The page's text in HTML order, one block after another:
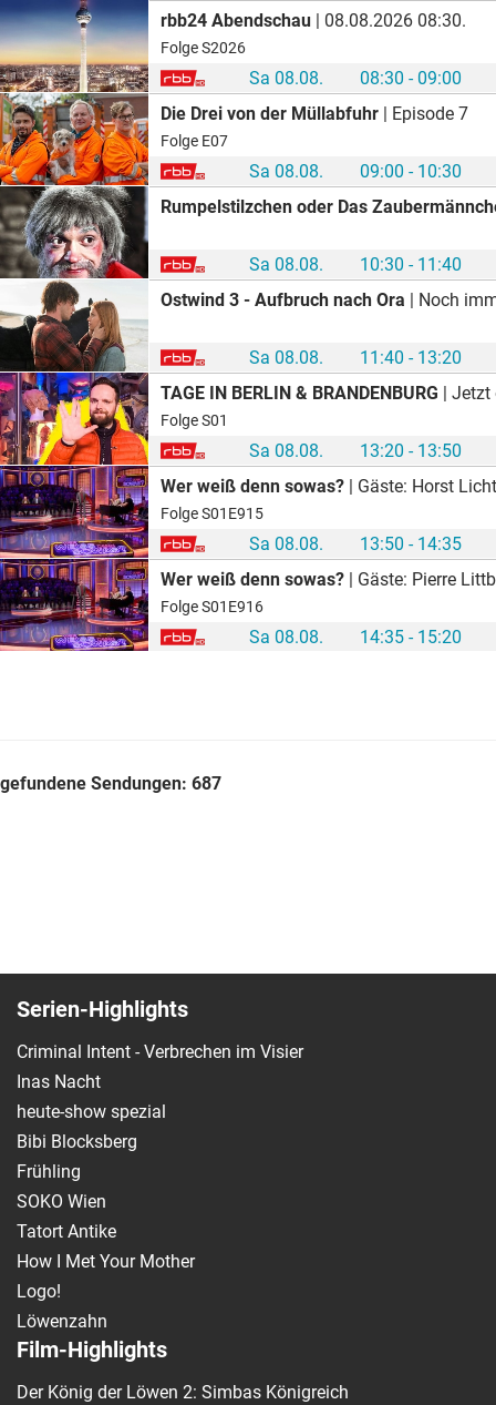
rbb24 Abendschau | 08.08.2026 08:30.
Folge S2026
Sa 08.08.
08:30 - 09:00
Die Drei von der Müllabfuhr | Episode 7
Folge E07
Sa 08.08.
09:00 - 10:30
Rumpelstilzchen oder Das
Sa 08.08.
10:30 - 11:40
Ostwind 3 - Aufbruch nach Ora | Noch immer hat MIKA nicht gefunden, wonach sie im Leben sucht. Kurzentschlossen kehrt sie Gut Kaltenbach den Rücken, um sich mit ihrem Hengst Ostwind in den südlichsten Zipfel von Spanien durchzuschlagen, nach Andalusien. Dort will sie den
Sa 08.08.
11:40 - 13:20
TAGE IN BERLIN & BRANDENBURG | Jetzt
Folge S01
Sa 08.08.
13:20 - 13:50
Wer weiß denn sowas? | Gäste: Horst
Folge S01E915
Sa 08.08.
13:50 - 14:35
Wer weiß denn sowas? | Gäste: Pierre
Folge S01E916
Sa 08.08. 14:35 - 15:20
gefundene Sendungen: 687
Serien-Highlights
Criminal Intent - Verbrechen im Visier
Inas Nacht
heute-show spezial
Bibi Blocksberg
Frühling
SOKO Wien
Tatort Antike
How I Met Your Mother
Logo!
Löwenzahn
Film-Highlights
Der König der Löwen 2: Simbas Königreich